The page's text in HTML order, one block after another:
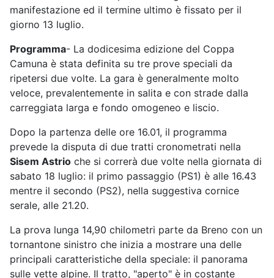
manifestazione ed il termine ultimo è fissato per il
giorno 13 luglio.
Programma- La dodicesima edizione del Coppa
Camuna è stata definita su tre prove speciali da
ripetersi due volte. La gara è generalmente molto
veloce, prevalentemente in salita e con strade dalla
carreggiata larga e fondo omogeneo e liscio.
Dopo la partenza delle ore 16.01, il programma
prevede la disputa di due tratti cronometrati nella
Sisem Astrio che si correrà due volte nella giornata di
sabato 18 luglio: il primo passaggio (PS1) è alle 16.43
mentre il secondo (PS2), nella suggestiva cornice
serale, alle 21.20.
La prova lunga 14,90 chilometri parte da Breno con un
tornantone sinistro che inizia a mostrare una delle
principali caratteristiche della speciale: il panorama
sulle vette alpine. Il tratto, "aperto" è in costante